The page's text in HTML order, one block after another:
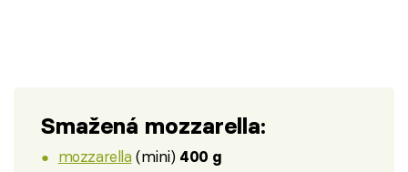
Smažená mozzarella:
mozzarella(mini) 400 g